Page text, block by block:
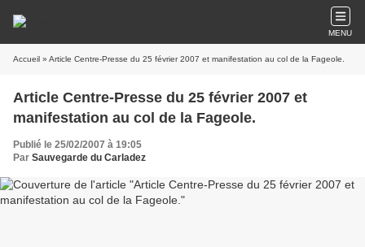
MENU
Accueil » Article Centre-Presse du 25 février 2007 et manifestation au col de la Fageole.
Article Centre-Presse du 25 février 2007 et
manifestation au col de la Fageole.
Publié le 25/02/2007 à 19:05
Par Sauvegarde du Carladez